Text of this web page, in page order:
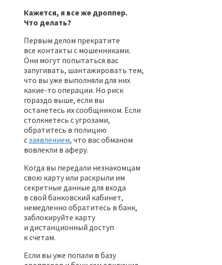
Кажется, я все же дроппер.
Что делать?
Первым делом прекратите
все контакты с мошенниками.
Они могут попытаться вас
запугивать, шантажировать тем,
что вы уже выполняли для них
какие-то операции. Но риск
гораздо выше, если вы
останетесь их сообщником. Если
столкнетесь с угрозами,
обратитесь в полицию
сзаявлением, что вас обманом
вовлекли в аферу.
Когда вы передали незнакомцам
свою карту или раскрыли им
секретные данные для входа
в свой банковский кабинет,
немедленно обратитесь в банк,
заблокируйте карту
и дистанционный доступ
к счетам.
Если вы уже попали в базу